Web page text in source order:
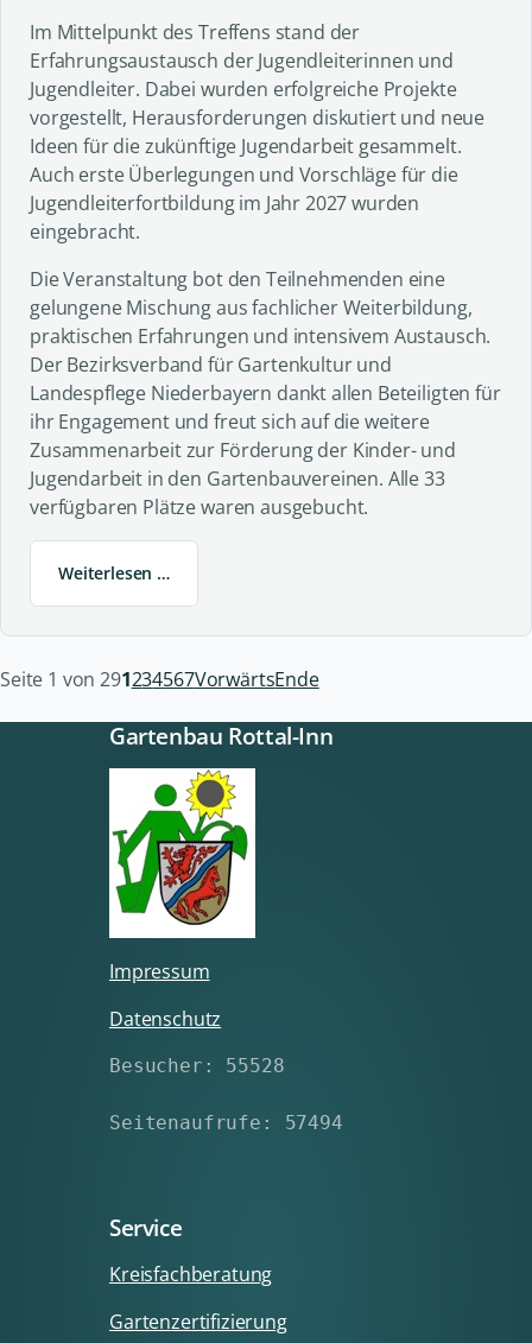
Im Mittelpunkt des Treffens stand der
Erfahrungsaustausch der Jugendleiterinnen und
Jugendleiter. Dabei wurden erfolgreiche Projekte
vorgestellt, Herausforderungen diskutiert und neue
Ideen für die zukünftige Jugendarbeit gesammelt.
Auch erste Überlegungen und Vorschläge für die
Jugendleiterfortbildung im Jahr 2027 wurden
eingebracht.
Die Veranstaltung bot den Teilnehmenden eine
gelungene Mischung aus fachlicher Weiterbildung,
praktischen Erfahrungen und intensivem Austausch.
Der Bezirksverband für Gartenkultur und
Landespflege Niederbayern dankt allen Beteiligten für
ihr Engagement und freut sich auf die weitere
Zusammenarbeit zur Förderung der Kinder- und
Jugendarbeit in den Gartenbauvereinen. Alle 33
verfügbaren Plätze waren ausgebucht.
Weiterlesen …
Seite 1 von 291234567VorwärtsEnde
Gartenbau Rottal-Inn
Impressum
Datenschutz
Besucher: 55528
Seitenaufrufe: 57494
Service
Kreisfachberatung
Gartenzertifizierung